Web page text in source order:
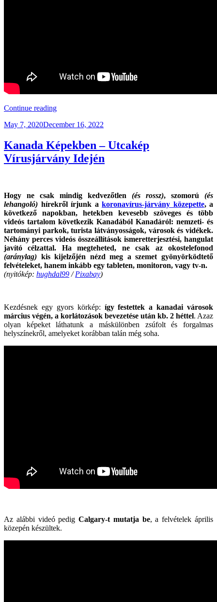
Continue reading“Kanada
–
(3.
rész)”
Posted
May 7, 2020December 16, 2022
Kanada Képekben – Utcakép
Vírusjárvány Idején
Hogy ne csak mindig kedvezőtlen (és rossz), szomorú (és
lehangoló) hírekről írjunk a koronavírus-járvány közepette, a
következő napokban, hetekben kevesebb szöveges és több
videós tartalom következik Kanadából Kanadáról: nemzeti- és
tartományi parkok, turista látványosságok, városok és vidékek.
Néhány perces videós összeállítások ismeretterjesztési, hangulat
javító célzattal. Ha megteheted, ne csak az okostelefonod
(aránylag) kis kijelzőjén nézd meg a szemet gyönyörködtető
felvételeket, hanem inkább egy tableten, monitoron, vagy tv-n.
(nyitókép: hughdal99 /Pixabay)
Kezdésnek egy gyors körkép: így festettek a kanadai városok
március végén, a korlátozások bevezetése után kb. 2 héttel. Azaz
olyan képeket láthatunk a máskülönben zsúfolt és forgalmas
helyszínekről, amelyeket korábban talán még soha.
Az alábbi videó pedigCalgary-t mutatja be, a felvételek április
közepén készültek.